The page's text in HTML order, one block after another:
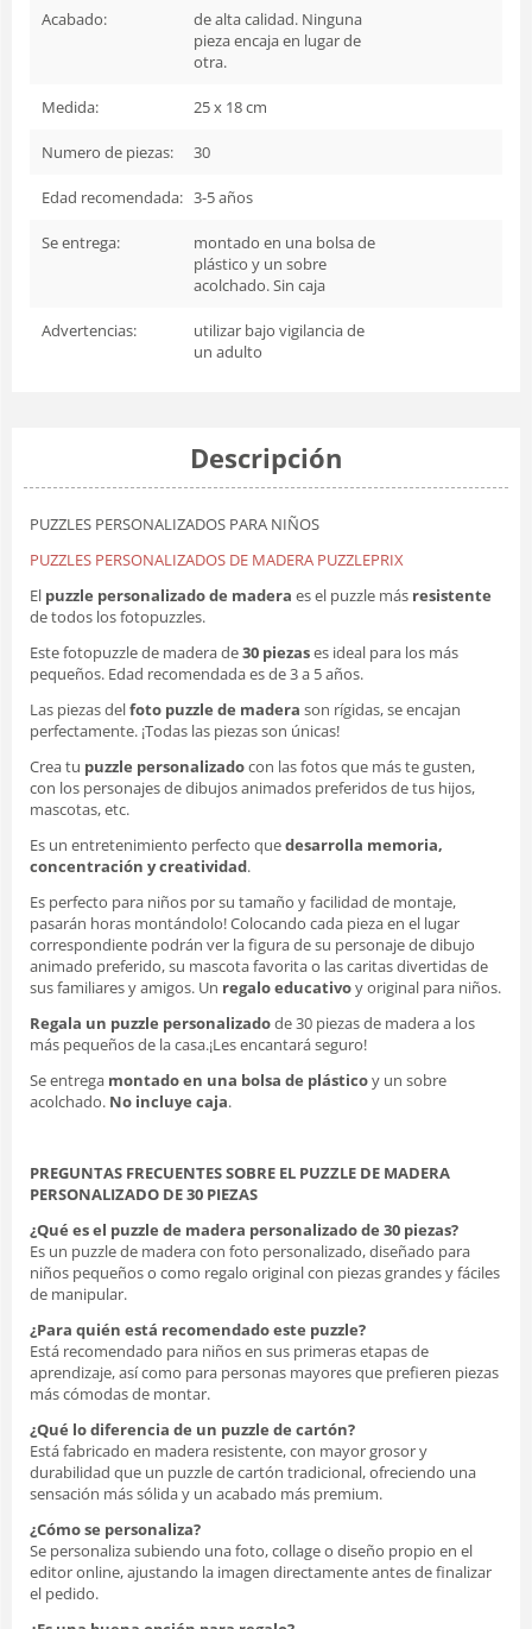
Acabado:
de alta calidad. Ninguna
pieza encaja en lugar de
otra.
Medida: 25 x 18 cm
Numero de piezas: 30
Edad recomendada: 3-5 años
Se entrega:
montado en una bolsa de
plástico y un sobre
acolchado. Sin caja
Advertencias:
utilizar bajo vigilancia de
un adulto
Descripción
PUZZLES PERSONALIZADOS PARA NIÑOS
PUZZLES PERSONALIZADOS DE MADERA PUZZLEPRIX
El puzzle personalizado de madera es el puzzle más resistente
de todos los fotopuzzles.
Este fotopuzzle de madera de30 piezases ideal para los más
pequeños. Edad recomendada es de 3 a 5 años.
Las piezas delfoto puzzle de madera son rígidas, se encajan
perfectamente. ¡Todas las piezas son únicas!
Crea tu puzzle personalizadocon las fotos que más te gusten,
con los personajes de dibujos animados preferidos de tus hijos,
mascotas, etc.
Es un entretenimiento perfecto quedesarrolla memoria,
concentración y creatividad.
Es perfecto para niños por su tamaño y facilidad de montaje,
pasarán horas montándolo! Colocando cada pieza en el lugar
correspondiente podrán ver la figura de su personaje de dibujo
animado preferido, su mascota favorita o las caritas divertidas de
sus familiares y amigos. Un regalo educativoy original para niños.
Regala un puzzle personalizadode 30 piezas de madera a los
más pequeños de la casa.¡Les encantará seguro!
Se entrega montado en una bolsa de plásticoy un sobre
acolchado. No incluye caja.
PREGUNTAS FRECUENTES SOBRE EL PUZZLE DE MADERA
PERSONALIZADO DE 30 PIEZAS
¿Qué es el puzzle de madera personalizado de 30 piezas?
Es un puzzle de madera con foto personalizado, diseñado para
niños pequeños o como regalo original con piezas grandes y fáciles
de manipular.
¿Para quién está recomendado este puzzle?
Está recomendado para niños en sus primeras etapas de
aprendizaje, así como para personas mayores que prefieren piezas
más cómodas de montar.
¿Qué lo diferencia de un puzzle de cartón?
Está fabricado en madera resistente, con mayor grosor y
durabilidad que un puzzle de cartón tradicional, ofreciendo una
sensación más sólida y un acabado más premium.
¿Cómo se personaliza?
Se personaliza subiendo una foto, collage o diseño propio en el
editor online, ajustando la imagen directamente antes de finalizar
el pedido.